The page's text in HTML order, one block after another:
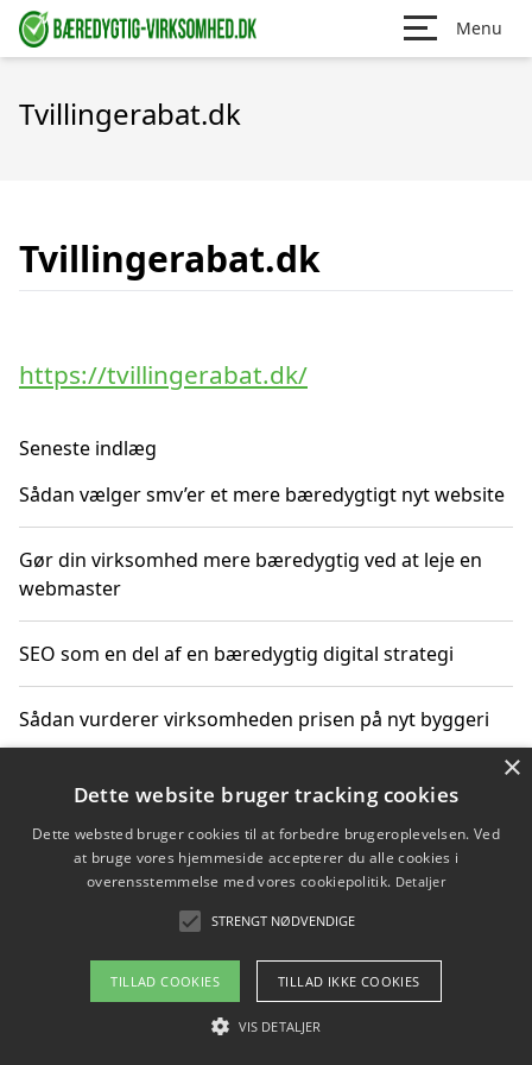
Menu
Tvillingerabat.dk
Tvillingerabat.dk
https://tvillingerabat.dk/
Seneste indlæg
Sådan vælger smv’er et mere bæredygtigt nyt website
Gør din virksomhed mere bæredygtig ved at leje en
webmaster
SEO som en del af en bæredygtig digital strategi
Sådan vurderer virksomheden prisen på nyt byggeri
Sådan får du hjælp til en hjemmeside uden binding
Copyright 2026 - Pilanto Aps
Om / kontakt
Blog Betingelser
×
Dette website bruger tracking cookies
Dette websted bruger cookies til at forbedre brugeroplevelsen. Ved
at bruge vores hjemmeside accepterer du alle cookies i
overensstemmelse med vores cookiepolitik. Detaljer
STRENGT NØDVENDIGE
TILLAD COOKIES TILLAD IKKE COOKIES
VIS DETALJER